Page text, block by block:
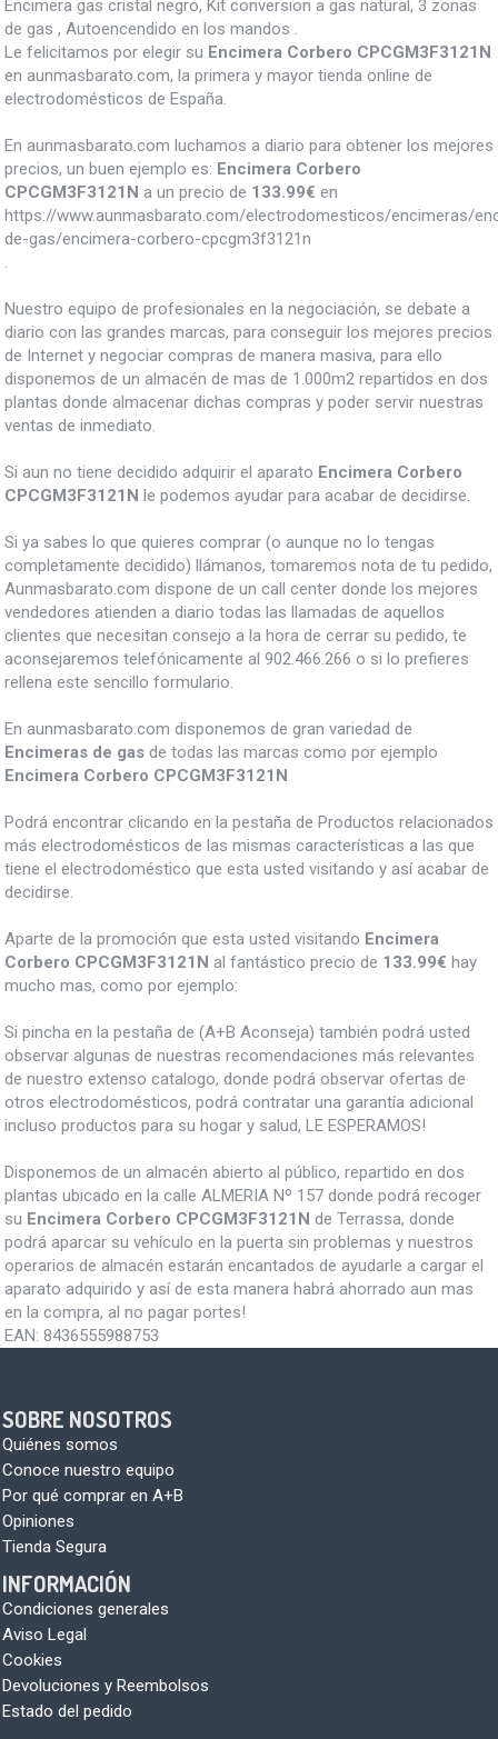
Encimera gas cristal negro, Kit conversion a gas natural, 3 zonas
de gas , Autoencendido en los mandos .
Le felicitamos por elegir su Encimera Corbero CPCGM3F3121N
en aunmasbarato.com, la primera y mayor tienda online de
electrodomésticos de España.
En aunmasbarato.com luchamos a diario para obtener los mejores
precios, un buen ejemplo es: Encimera Corbero
CPCGM3F3121N a un precio de 133.99€ en
https://www.aunmasbarato.com/electrodomesticos/encimeras/
de-gas/encimera-corbero-cpcgm3f3121n
.
Nuestro equipo de profesionales en la negociación, se debate a
diario con las grandes marcas, para conseguir los mejores precios
de Internet y negociar compras de manera masiva, para ello
disponemos de un almacén de mas de 1.000m2 repartidos en dos
plantas donde almacenar dichas compras y poder servir nuestras
ventas de inmediato.
Si aun no tiene decidido adquirir el aparato Encimera Corbero
CPCGM3F3121N le podemos ayudar para acabar de decidirse.
Si ya sabes lo que quieres comprar (o aunque no lo tengas
completamente decidido) llámanos, tomaremos nota de tu pedido,
Aunmasbarato.com dispone de un call center donde los mejores
vendedores atienden a diario todas las llamadas de aquellos
clientes que necesitan consejo a la hora de cerrar su pedido, te
aconsejaremos telefónicamente al 902.466.266 o si lo prefieres
rellena este sencillo formulario.
En aunmasbarato.com disponemos de gran variedad de
Encimeras de gas de todas las marcas como por ejemplo
Encimera Corbero CPCGM3F3121N
Podrá encontrar clicando en la pestaña de Productos relacionados
más electrodomésticos de las mismas características a las que
tiene el electrodoméstico que esta usted visitando y así acabar de
decidirse.
Aparte de la promoción que esta usted visitando Encimera
Corbero CPCGM3F3121N al fantástico precio de 133.99€ hay
mucho mas, como por ejemplo:
Si pincha en la pestaña de (A+B Aconseja) también podrá usted
observar algunas de nuestras recomendaciones más relevantes
de nuestro extenso catalogo, donde podrá observar ofertas de
otros electrodomésticos, podrá contratar una garantía adicional
incluso productos para su hogar y salud, LE ESPERAMOS!
Disponemos de un almacén abierto al público, repartido en dos
plantas ubicado en la calle ALMERIA Nº 157 donde podrá recoger
su Encimera Corbero CPCGM3F3121N de Terrassa, donde
podrá aparcar su vehículo en la puerta sin problemas y nuestros
operarios de almacén estarán encantados de ayudarle a cargar el
aparato adquirido y así de esta manera habrá ahorrado aun mas
en la compra, al no pagar portes!
EAN: 8436555988753
SOBRE NOSOTROS
Quiénes somos
Conoce nuestro equipo
Por qué comprar en A+B
Opiniones
Tienda Segura
INFORMACIÓN
Condiciones generales
Aviso Legal
Cookies
Devoluciones y Reembolsos
Estado del pedido